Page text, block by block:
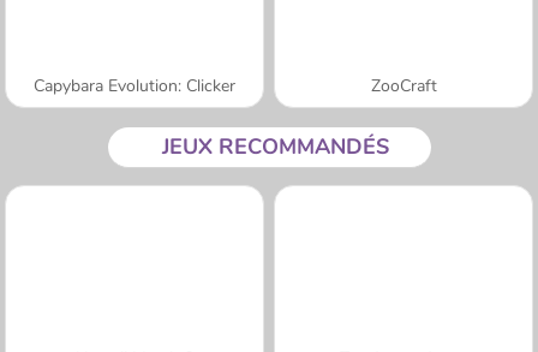
Capybara Evolution: Clicker ZooCraft
JEUX RECOMMANDÉS